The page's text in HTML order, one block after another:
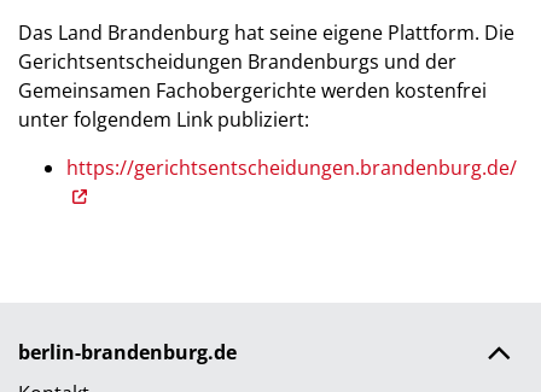
Das Land Brandenburg hat seine eigene Plattform. Die
Gerichtsentscheidungen Brandenburgs und der
Gemeinsamen Fachobergerichte werden kostenfrei
unter folgendem Link publiziert:
https://gerichtsentscheidungen.brandenburg.de/
berlin-brandenburg.de